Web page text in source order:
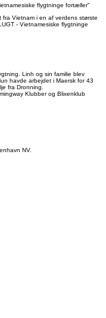
flygtninge fortæller"
Vietnam i en af verdens største
- Vietnamesiske flygtninge
Linh og sin familie blev
havde arbejdet i Maersk for 43
fra Dronning.
Klubber og Blixenklub
NV.